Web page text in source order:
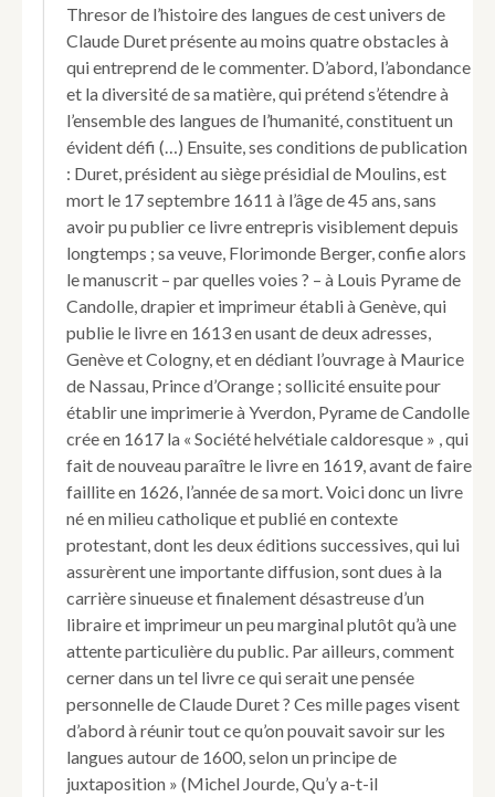
des
Langues.
Par
M.
Claude
Duret
Bourbonnois,
President
à
Moulins.
Thresor de l’histoire des langues de cest univers de
Claude Duret présente au moins quatre obstacles à
qui entreprend de le commenter. D’abord, l’abondance
et la diversité de sa matière, qui prétend s’étendre à
l’ensemble des langues de l’humanité, constituent un
évident défi (…) Ensuite, ses conditions de publication
: Duret, président au siège présidial de Moulins, est
mort le 17 septembre 1611 à l’âge de 45 ans, sans
avoir pu publier ce livre entrepris visiblement depuis
longtemps ; sa veuve, Florimonde Berger, confie alors
le manuscrit – par quelles voies ? – à Louis Pyrame de
Candolle, drapier et imprimeur établi à Genève, qui
publie le livre en 1613 en usant de deux adresses,
Genève et Cologny, et en dédiant l’ouvrage à Maurice
de Nassau, Prince d’Orange ; sollicité ensuite pour
établir une imprimerie à Yverdon, Pyrame de Candolle
crée en 1617 la « Société helvétiale caldoresque » , qui
fait de nouveau paraître le livre en 1619, avant de faire
faillite en 1626, l’année de sa mort. Voici donc un livre
né en milieu catholique et publié en contexte
protestant, dont les deux éditions successives, qui lui
assurèrent une importante diffusion, sont dues à la
carrière sinueuse et finalement désastreuse d’un
libraire et imprimeur un peu marginal plutôt qu’à une
attente particulière du public. Par ailleurs, comment
cerner dans un tel livre ce qui serait une pensée
personnelle de Claude Duret ? Ces mille pages visent
d’abord à réunir tout ce qu’on pouvait savoir sur les
langues autour de 1600, selon un principe de
juxtaposition » (Michel Jourde, Qu’y a-t-il